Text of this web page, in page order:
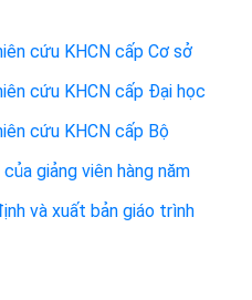
cứu KHCN cấp Cơ sở
cứu KHCN cấp Đại học
cứu KHCN cấp Bộ
giảng viên hàng năm
và xuất bản giáo trình